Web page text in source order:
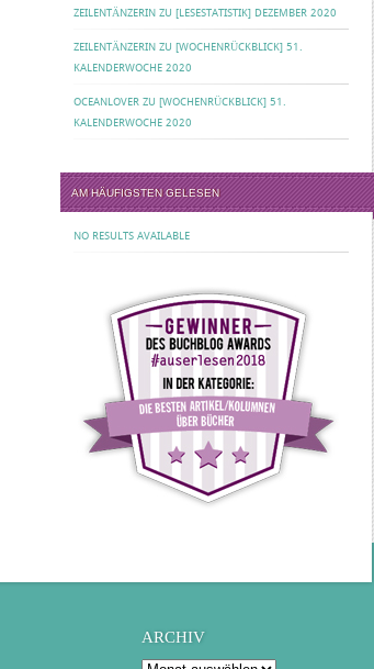
ZEILENTÄNZERIN ZU [LESESTATISTIK] DEZEMBER 2020
ZEILENTÄNZERIN ZU [WOCHENRÜCKBLICK] 51.
KALENDERWOCHE 2020
OCEANLOVER ZU [WOCHENRÜCKBLICK] 51.
KALENDERWOCHE 2020
AM HÄUFIGSTEN GELESEN
NO RESULTS AVAILABLE
ARCHIV